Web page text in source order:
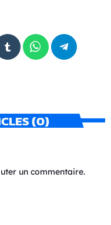
(0)
un commentaire.